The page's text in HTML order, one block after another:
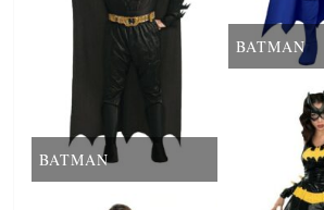
BATMAN
BATMAN